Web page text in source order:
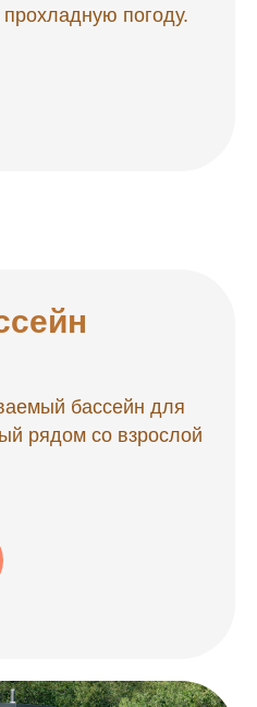
погоду.
бассейн для
рядом со взрослой